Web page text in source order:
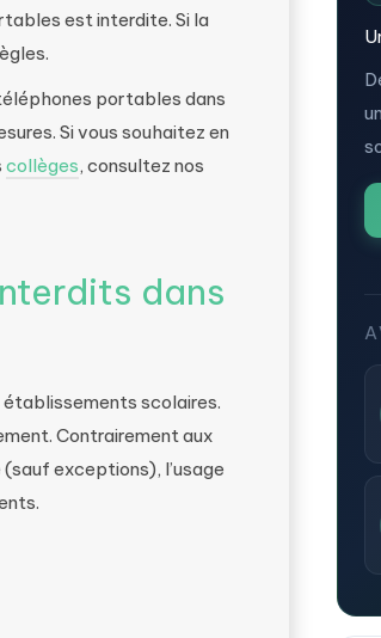
est interdite. Si la
portables dans
Si vous souhaitez en
collèges, consultez nos
dans
établissements scolaires.
Contrairement aux
exceptions), l’usage